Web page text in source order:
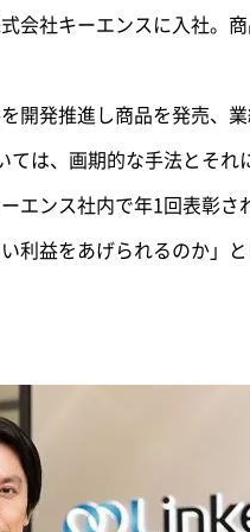
会社キーエンスに入社。
開発推進し商品を発売、
は、画期的な手法とそ
エンス社内で年1回表彰さ
利益をあげられるのか」